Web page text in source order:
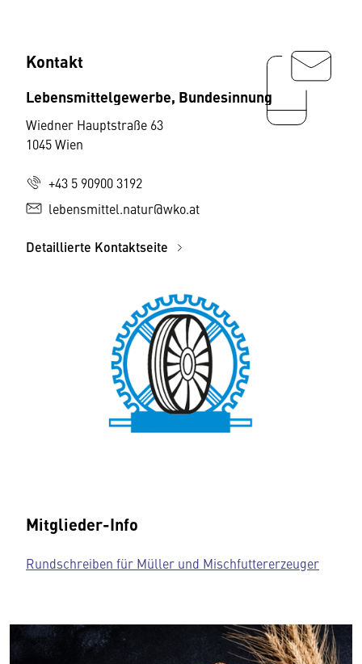
Kontakt
Lebensmittelgewerbe, Bundesinnung
Wiedner Hauptstraße 63
1045 Wien
+43 5 90900 3192
lebensmittel.natur@wko.at
Detaillierte Kontaktseite
Mitglieder-Info
Rundschreiben für Müller und Mischfuttererzeuger